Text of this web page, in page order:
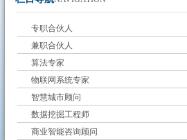
专职合伙人
兼职合伙人
算法专家
物联网系统专家
智慧城市顾问
数据挖掘工程师
商业智能咨询顾问